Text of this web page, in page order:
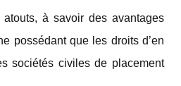
à savoir des avantages
possédant que les droits d’en
sociétés civiles de placement